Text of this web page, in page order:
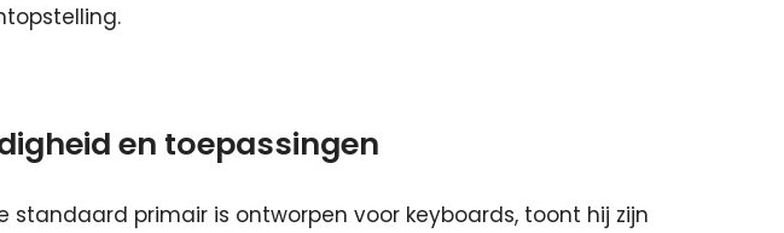
en toepassingen
standaard primair is ontworpen voor keyboards, toont hij zijn